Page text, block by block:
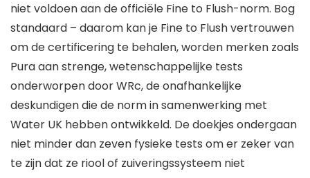
niet voldoen aan de officiële Fine to Flush-norm. Bog
standaard – daarom kan je Fine to Flush vertrouwen
om de certificering te behalen, worden merken zoals
Pura aan strenge, wetenschappelijke tests
onderworpen door WRc, de onafhankelijke
deskundigen die de norm in samenwerking met
Water UK hebben ontwikkeld. De doekjes ondergaan
niet minder dan zeven fysieke tests om er zeker van
te zijn dat ze riool of zuiveringssysteem niet